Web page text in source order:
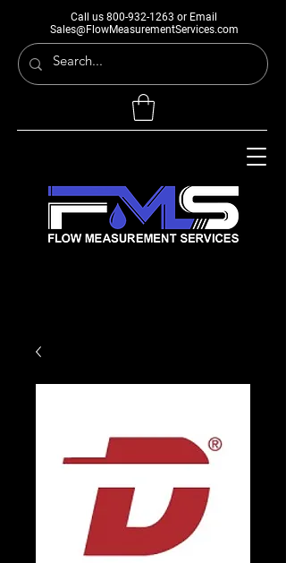
Call us 800-932-1263 or Email
Sales@FlowMeasurementServices.com